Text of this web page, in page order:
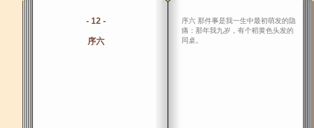
- 12 -
序六
序六 那件事是我一生中最初萌发的隐
痛：那年我九岁，有个稻黄色头发的
同桌。